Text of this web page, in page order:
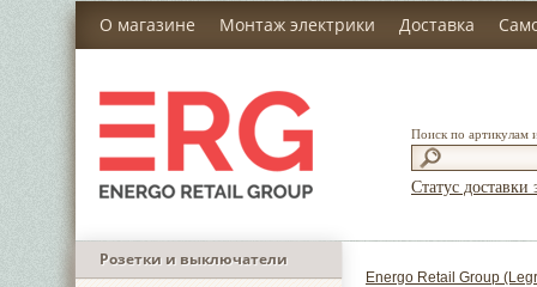
О магазине Монтаж электрики Доставка
Поиск по артикулам
Статус доставки
Розетки и выключатели
Energo Retail Group